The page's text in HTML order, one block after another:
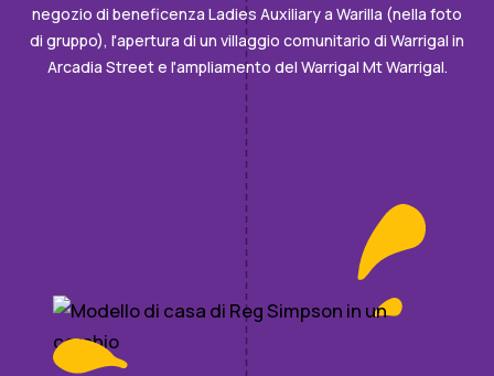
negozio di beneficenza Ladies Auxiliary a Warilla (nella foto
di gruppo), l'apertura di un villaggio comunitario di Warrigal in
Arcadia Street e l'ampliamento del Warrigal Mt Warrigal.